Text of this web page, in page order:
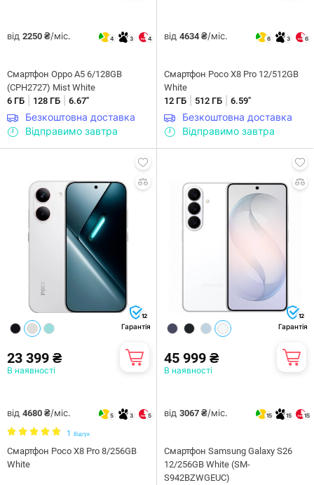
від 2250 ₴/міс. 4 3 4
Смартфон Oppo A5 6/128GB
(CPH2727) Mist White
6 ГБ
128 ГБ 6.67"
Безкоштовна доставка
Відправимо завтра
від 4634 ₴/міс. 6 3 6
Смартфон Poco X8 Pro 12/512GB
White
12 ГБ
512 ГБ 6.59"
Безкоштовна доставка
Відправимо завтра
12
Гарантія
23 399 ₴
В наявності
від 4680 ₴/міс. 5 3 5
1 Відгук
Смартфон Poco X8 Pro 8/256GB
White
12
Гарантія
45 999 ₴
В наявності
від 3067 ₴/міс. 15 15 15
Смартфон Samsung Galaxy S26
12/256GB White (SM-
S942BZWGEUC)